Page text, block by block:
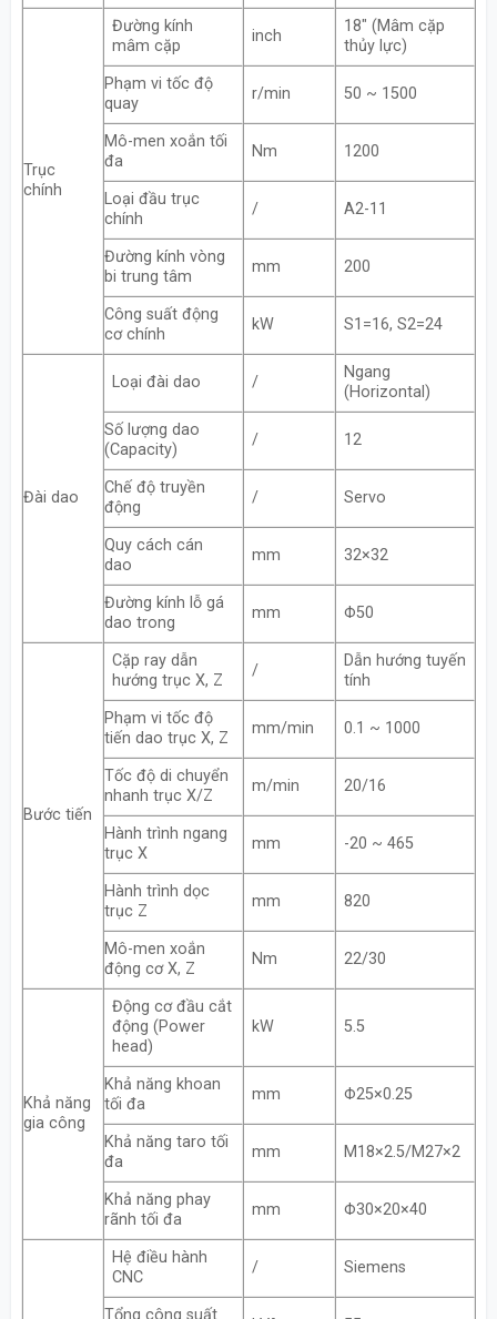
Trục
chính
Đường kính
mâm cặp
inch
18″ (Mâm cặp
thủy lực)
Phạm vi tốc độ
quay
r/min 50 ~ 1500
Mô-men xoắn tối
đa
Nm 1200
Loại đầu trục
chính
/ A2-11
Đường kính vòng
bi trung tâm
mm 200
Công suất động
cơ chính
kW S1=16, S2=24
Đài dao
Loại đài dao /
Ngang
(Horizontal)
Số lượng dao
(Capacity)
/ 12
Chế độ truyền
động
/ Servo
Quy cách cán
dao
mm 32×32
Đường kính lỗ gá
dao trong
mm Φ50
Bước tiến
Cặp ray dẫn
hướng trục X, Z
/
Dẫn hướng tuyến
tính
Phạm vi tốc độ
tiến dao trục X, Z
mm/min 0.1 ~ 1000
Tốc độ di chuyển
nhanh trục X/Z
m/min 20/16
Hành trình ngang
trục X
mm -20 ~ 465
Hành trình dọc
trục Z
mm 820
Mô-men xoắn
động cơ X, Z
Nm 22/30
Khả năng
gia công
Động cơ đầu cắt
động (Power
head)
kW 5.5
Khả năng khoan
tối đa
mm Φ25×0.25
Khả năng taro tối
đa
mm M18×2.5/M27×2
Khả năng phay
rãnh tối đa
mm Φ30×20×40
Hệ điều hành
CNC
/ Siemens